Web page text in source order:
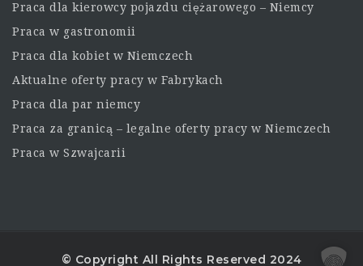
Praca dla kierowcy pojazdu ciężarowego – Niemcy
Praca w gastronomii
Praca dla kobiet w Niemczech
Aktualne oferty pracy w Fabrykach
Praca dla par niemcy
Praca za granicą – legalne oferty pracy w Niemczech
Praca w Szwajcarii
© Copyright All Rights Reserved 2024